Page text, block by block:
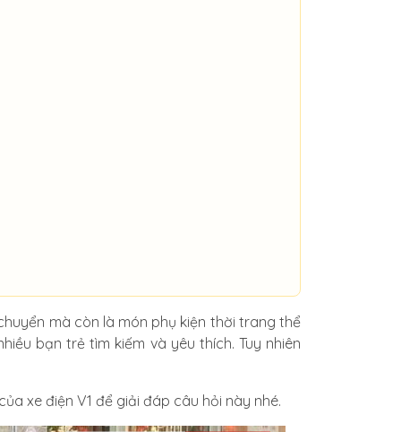
mà còn là món phụ kiện thời trang thể
bạn trẻ tìm kiếm và yêu thích. Tuy nhiên
xe điện V1 để giải đáp câu hỏi này nhé.